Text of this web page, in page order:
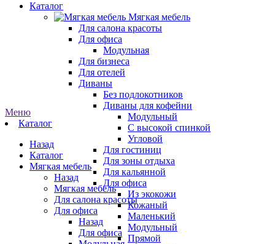
Каталог
Мягкая мебель
Для салона красоты
Для офиса
Модульная
Для бизнеса
Для отелей
Диваны
Без подлокотников
Диваны для кофейни
Модульный
С высокой спинкой
Угловой
Для гостиниц
Для зоны отдыха
Для кальянной
Для офиса
Из экокожи
Кожаный
Маленький
Модульный
Прямой
Меню
Каталог
Назад
Каталог
Мягкая мебель
Назад
Мягкая мебель
Для салона красоты
Для офиса
Назад
Для офиса